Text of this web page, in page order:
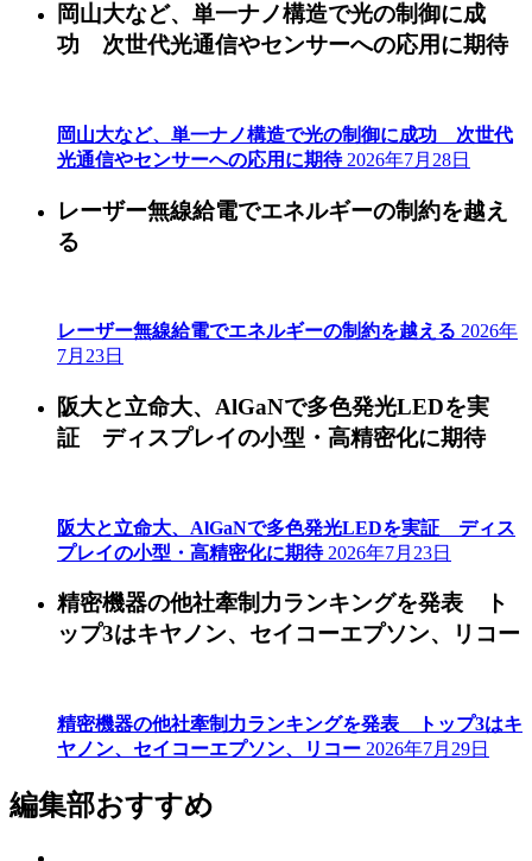
岡山大など、単一ナノ構造で光の制御に成
功 次世代光通信やセンサーへの応用に期待
岡山大など、単一ナノ構造で光の制御に成功 次世代
光通信やセンサーへの応用に期待 2026年7月28日
レーザー無線給電でエネルギーの制約を越え
る
レーザー無線給電でエネルギーの制約を越える 2026年
7月23日
阪大と立命大、AlGaNで多色発光LEDを実
証 ディスプレイの小型・高精密化に期待
阪大と立命大、AlGaNで多色発光LEDを実証 ディス
プレイの小型・高精密化に期待 2026年7月23日
精密機器の他社牽制力ランキングを発表 ト
ップ3はキヤノン、セイコーエプソン、リコー
精密機器の他社牽制力ランキングを発表 トップ3はキ
ヤノン、セイコーエプソン、リコー 2026年7月29日
編集部おすすめ